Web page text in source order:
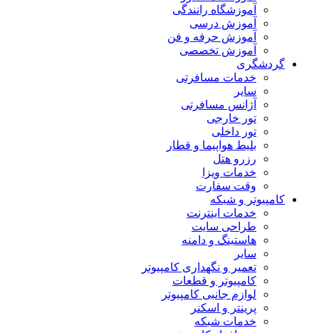
آموزشگاه رانندگی
آموزش درسی
آموزش حرفه و فن
آموزش تخصصی
گردشگری
خدمات مسافرتی
سایر
آژانس مسافرتی
تور خارجی
تور داخلی
بلیط هواپیما و قطار
رزرو هتل
خدمات ویزا
وقت سفارت
کامپیوتر و شبکه
خدمات اینترنت
طراحی سایت
هاستینگ و دامنه
سایر
تعمیر و نگهداری کامپیوتر
کامپیوتر و قطعات
لوازم جانبی کامپیوتر
پرینتر و اسکنر
خدمات شبکه